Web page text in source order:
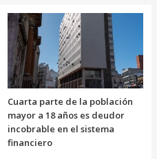
volumen.
Cuarta parte de la población
mayor a 18 años es deudor
incobrable en el sistema
financiero